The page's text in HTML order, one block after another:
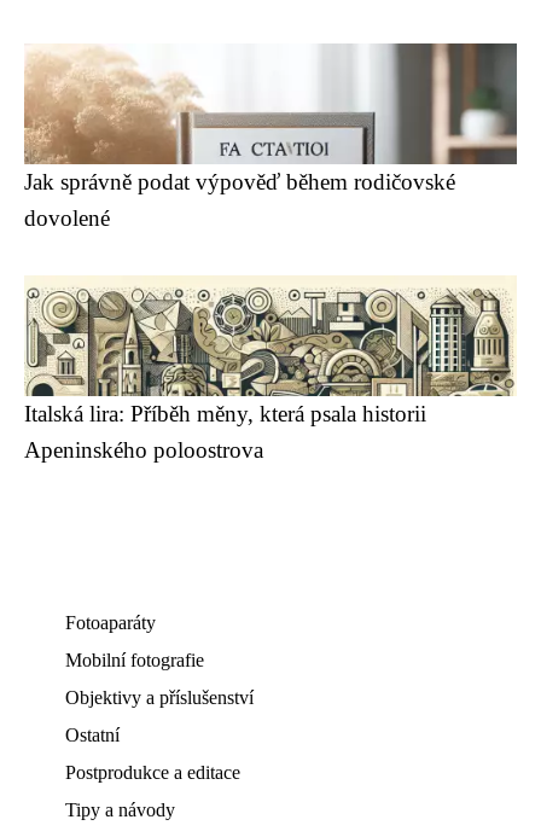
Jak správně podat výpověď během rodičovské
dovolené
Italská lira: Příběh měny, která psala historii
Apeninského poloostrova
Fotoaparáty
Mobilní fotografie
Objektivy a příslušenství
Ostatní
Postprodukce a editace
Tipy a návody